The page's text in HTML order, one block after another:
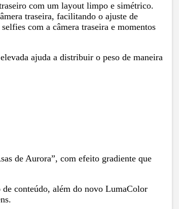
com um layout limpo e simétrico.
traseira, facilitando o ajuste de
com a câmera traseira e momentos
ajuda a distribuir o peso de maneira
de Aurora”, com efeito gradiente que
conteúdo, além do novo LumaColor